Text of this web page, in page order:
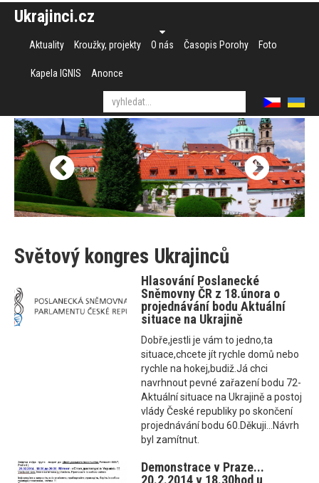
Ukrajinci.cz
Aktuality Kroužky, projekty O nás Časopis Porohy Foto
Kapela IGNIS Anonce
Světový kongres Ukrajinců
Hlasování Poslanecké
Sněmovny ČR z 18.února o
projednávání bodu Aktuální
situace na Ukrajině
Dobře,jestli je vám to jedno,ta
situace,chcete jít rychle domů nebo
rychle na hokej,budiž.Já chci
navrhnout pevné zařazení bodu 72-
Aktuální situace na Ukrajině a postoj
vlády České republiky po skončení
projednávání bodu 60.Děkuji...Návrh
byl zamítnut.
Demonstrace v Praze...